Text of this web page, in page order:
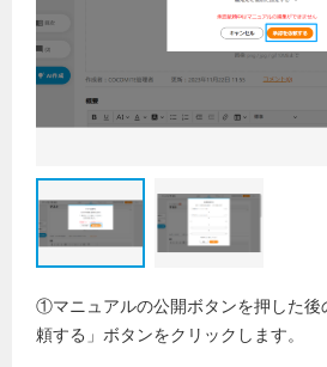
①マニュアルの公開ボタンを押した後
頼する」ボタンをクリックします。